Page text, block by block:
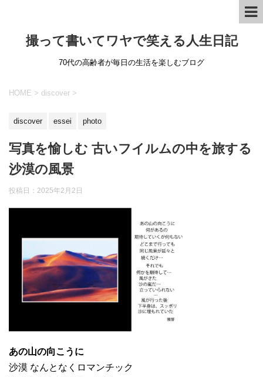
撮って書いてワヤで笑える人生日記
70代の高齢者が毎日の生活を楽しむブログ
HOME > discover >
discover essei photo
写真を愉しむ 古いフイルムの中を旅する
沙漠の風景
投稿日： 2025年2月2日
あの山の向こうに
沙漠 なんとなくロマンチック